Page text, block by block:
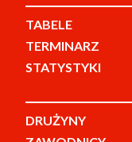
TABELE
TERMINARZ
STATYSTYKI
DRUŻYNY